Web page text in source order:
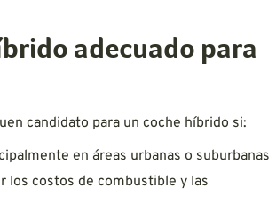
adecuado para
candidato para un coche híbrido si:
en áreas urbanas o suburbanas
los costos de combustible y las